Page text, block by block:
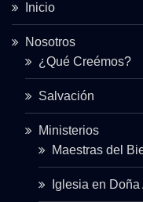
Inicio
Nosotros
¿Qué Creémos?
Salvación
Ministerios
Maestras del
Iglesia en Doña